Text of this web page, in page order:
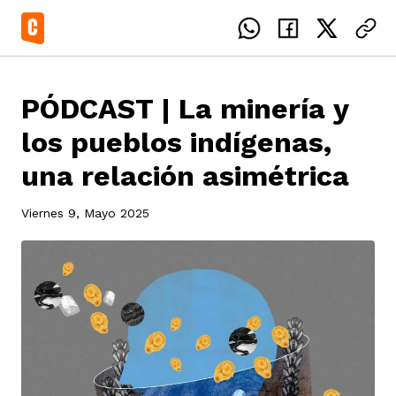
PÓDCAST | La minería y
los pueblos indígenas,
una relación asimétrica
Viernes 9, Mayo 2025
país
del Caguán
del Cesar